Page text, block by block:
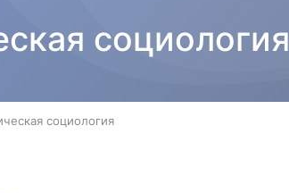
социология
социология